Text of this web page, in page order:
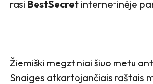
rasi BestSecret internetinėje
Žiemiški megztiniai šiuo metu
Snaiges atkartojančiais raštais